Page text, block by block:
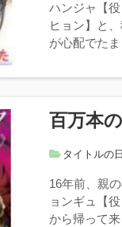
ハンジャ【
ヒョン】と
が心配でた
百万本
タイトルの
16年前、親
ョンギュ【
から帰って